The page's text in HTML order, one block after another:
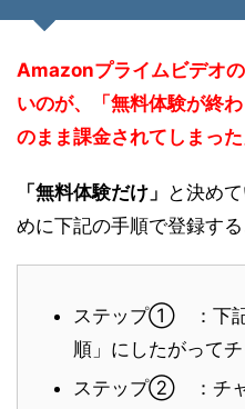
Amazonプライムビデオ
いのが、「無料体験が終
のまま課金されてしまった
「無料体験だけ」 と決め
めに下記の手順で登録す
ステップ① ：下記
順」にしたがって
ステップ② ：チャ